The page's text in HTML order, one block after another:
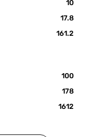
10
17.8
161.2
100
178
1612